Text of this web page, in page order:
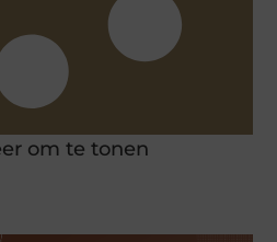
om te tonen